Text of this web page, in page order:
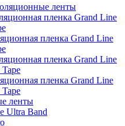
ленты
пленка Grand Line
пленка Grand Line
пленка Grand Line
пленка Grand Line
ленты
Ultra Band